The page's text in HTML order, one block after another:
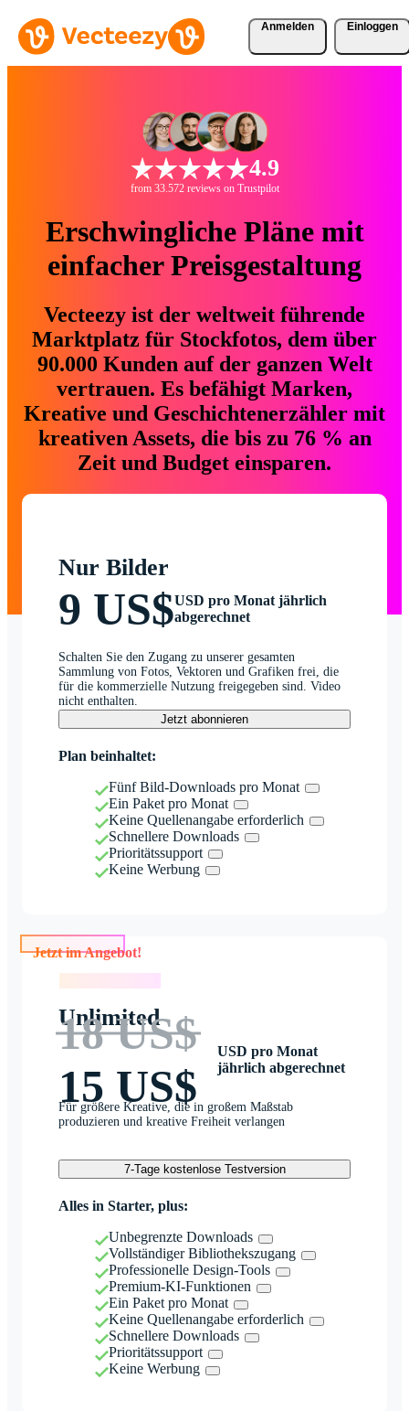
Anmelden Einloggen
4.9
from 33.572 reviews on Trustpilot
Erschwingliche Pläne mit
einfacher Preisgestaltung
Vecteezy ist der weltweit führende
Marktplatz für Stockfotos, dem über
90.000 Kunden auf der ganzen Welt
vertrauen. Es befähigt Marken,
Kreative und Geschichtenerzähler mit
kreativen Assets, die bis zu 76 % an
Zeit und Budget einsparen.
Nur Bilder
9 US$USD pro Monat jährlich
abgerechnet
Schalten Sie den Zugang zu unserer gesamten
Sammlung von Fotos, Vektoren und Grafiken frei, die
für die kommerzielle Nutzung freigegeben sind. Video
nicht enthalten.
Jetzt abonnieren
Plan beinhaltet:
Fünf Bild-Downloads pro Monat
Ein Paket pro Monat
Keine Quellenangabe erforderlich
Schnellere Downloads
Prioritätssupport
Keine Werbung
Jetzt im Angebot!
Unlimited
18 US$
15 US$
USD pro Monat
jährlich abgerechnet
Für größere Kreative, die in großem Maßstab
produzieren und kreative Freiheit verlangen
7-Tage kostenlose Testversion
Alles in Starter, plus:
Unbegrenzte Downloads
Vollständiger Bibliothekszugang
Professionelle Design-Tools
Premium-KI-Funktionen
Ein Paket pro Monat
Keine Quellenangabe erforderlich
Schnellere Downloads
Prioritätssupport
Keine Werbung